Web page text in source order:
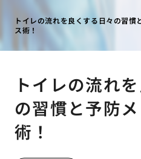
トイレの流れを良くする日々の習慣
ス術！
トイレの流れ
の習慣と予防
術！